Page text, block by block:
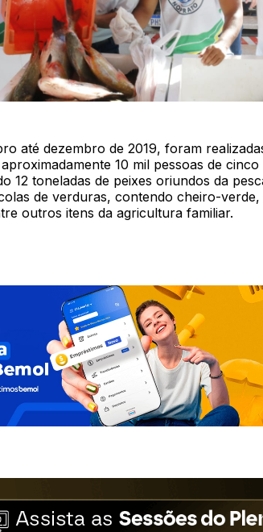
até dezembro de 2019, foram
10 mil pessoas de
12 toneladas de peixes oriundos da
de verduras, contendo cheiro-verde,
outros itens da agricultura familiar.